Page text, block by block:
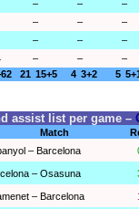
– –
–
– –
–
– –
–
– –
–
21 15+5 4 3+2 5
assist list per game –
Match
– Barcelona
– Osasuna
– Barcelona